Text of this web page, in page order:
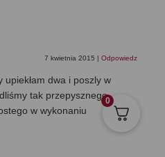
7 kwietnia 2015 | Odpowiedz
dwa i poszly w
tak przepysznego
w wykonaniu
0